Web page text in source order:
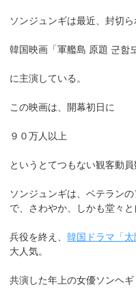
ソンジュンギは最近、封切ら
韓国映画「軍艦島 原題 군함
に主演している。
この映画は、開幕初日に
９０万人以上
というとてつもない観客動
ソンジュンギは、ベテラン
で、さわやか、しかも堂々と
兵役を終え、韓国ドラマ「
大人気。
共演した年上の女優ソンヘ